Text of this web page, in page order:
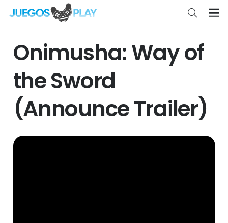
Onimusha: Way of
the Sword
(Announce Trailer)